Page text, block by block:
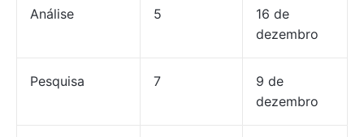
Análise 5
16 de
dezembro
Pesquisa 7
9 de
dezembro